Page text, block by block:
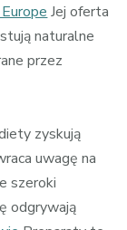
Jej oferta
naturalne
przez
zyskują
uwagę na
szeroki
odgrywają